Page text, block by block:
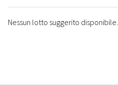
Nessun lotto suggerito disponibile.